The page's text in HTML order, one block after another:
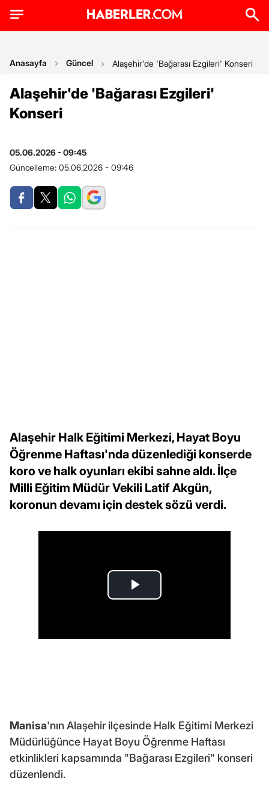
Anasayfa Güncel Alaşehir'de 'Bağarası Ezgileri' Konseri
Alaşehir'de 'Bağarası Ezgileri'
Konseri
05.06.2026 - 09:45
Güncelleme: 05.06.2026 - 09:46
Alaşehir Halk Eğitimi Merkezi, Hayat Boyu
Öğrenme Haftası'nda düzenlediği konserde
koro ve halk oyunları ekibi sahne aldı. İlçe
Milli Eğitim Müdür Vekili Latif Akgün,
koronun devamı için destek sözü verdi.
Manisa'nın Alaşehir ilçesinde Halk Eğitimi Merkezi
Müdürlüğünce Hayat Boyu Öğrenme Haftası
etkinlikleri kapsamında "Bağarası Ezgileri" konseri
düzenlendi.